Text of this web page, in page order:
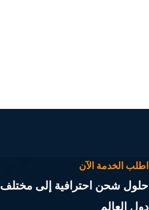
اطلب الخدمة الآن
حلول شحن احترافية إلى مختلف
دول العالم